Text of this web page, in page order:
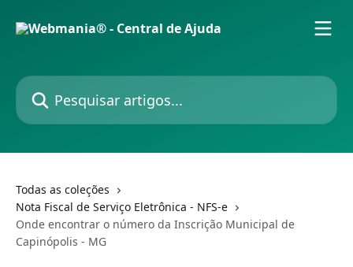
Pesquisar artigos...
Todas as coleções
Nota Fiscal de Serviço Eletrônica - NFS-e
Onde encontrar o número da Inscrição Municipal de
Capinópolis - MG